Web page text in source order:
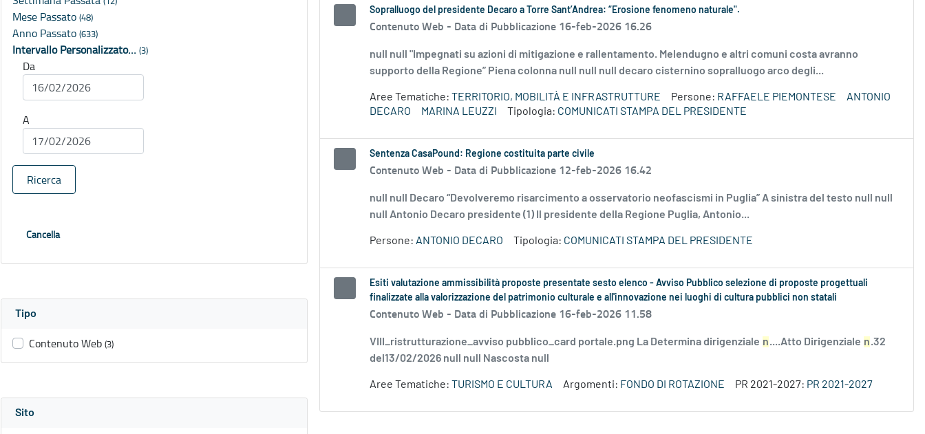
Mese Passato (48)
Anno Passato (633)
Intervallo Personalizzato… (3)
Da
A
Ricerca
Cancella
Tipo
Contenuto Web (3)
Sito
Sopralluogo del presidente Decaro a Torre Sant’Andrea: “Erosione fenomeno naturale".
Contenuto Web - Data di Pubblicazione 16-feb-2026 16.26
null null "Impegnati su azioni di mitigazione e rallentamento. Melendugno e altri comuni costa avranno
supporto della Regione” Piena colonna null null null decaro cisternino sopralluogo arco degli...
Aree Tematiche: TERRITORIO, MOBILITÀ E INFRASTRUTTURE Persone: RAFFAELE PIEMONTESE
ANTONIO
DECARO
MARINA LEUZZI Tipologia: COMUNICATI STAMPA DEL PRESIDENTE
Sentenza CasaPound: Regione costituita parte civile
Contenuto Web - Data di Pubblicazione 12-feb-2026 16.42
null null Decaro “Devolveremo risarcimento a osservatorio neofascismi in Puglia” A sinistra del testo null null
null Antonio Decaro presidente (1) Il presidente della Regione Puglia, Antonio...
Persone: ANTONIO DECARO Tipologia: COMUNICATI STAMPA DEL PRESIDENTE
Esiti valutazione ammissibilità proposte presentate sesto elenco - Avviso Pubblico selezione di proposte progettuali
finalizzate alla valorizzazione del patrimonio culturale e all'innovazione nei luoghi di cultura pubblici non statali
Contenuto Web - Data di Pubblicazione 16-feb-2026 11.58
VIII_ristrutturazione_avviso pubblico_card portale.png La Determina dirigenziale n....Atto Dirigenziale n.32
del13/02/2026 null null Nascosta null
Aree Tematiche: TURISMO E CULTURA Argomenti: FONDO DI ROTAZIONE PR 2021-2027: PR 2021-2027